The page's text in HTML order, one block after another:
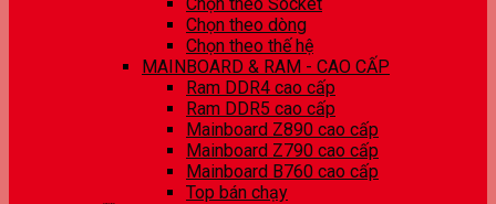
Chọn theo dòng
Chọn theo thế hệ
MAINBOARD & RAM - CAO CẤP
Ram DDR4 cao cấp
Ram DDR5 cao cấp
Mainboard Z890 cao cấp
Mainboard Z790 cao cấp
Mainboard B760 cao cấp
Top bán chạy